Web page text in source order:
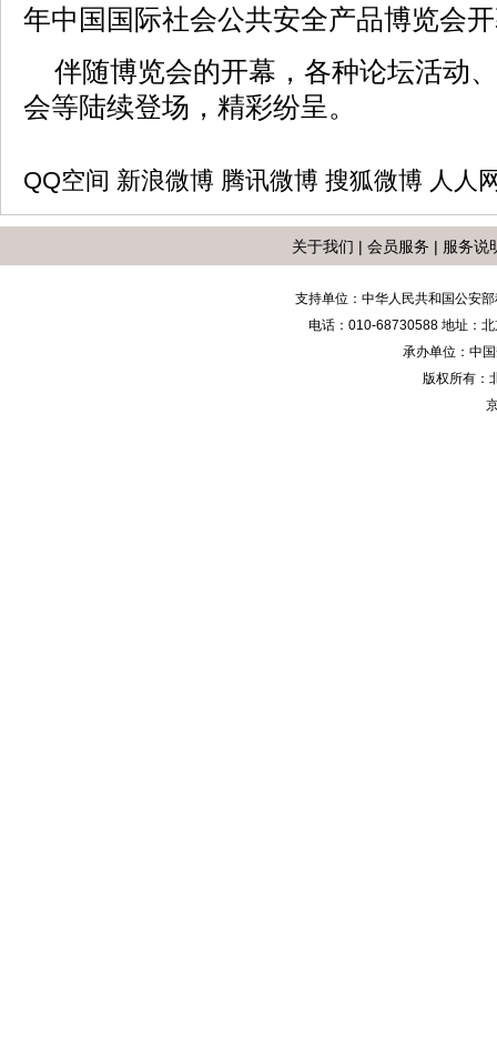
年中国国际社会公共安全产品博览会
伴随博览会的开幕，各种论坛活动
会等陆续登场，精彩纷呈。
QQ空间 新浪微博 腾讯微博 搜狐微博 人人
关于我们 | 会员服务 | 服务说
支持单位：中华人民共和国公安
电话：010-68730588 地址：
承办单位：中
版权所有：